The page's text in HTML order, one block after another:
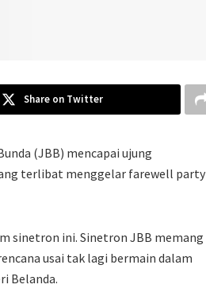
Share on Twitter
(JBB) mencapai ujung
terlibat menggelar farewell party
sinetron ini. Sinetron JBB memang
usai tak lagi bermain dalam
Belanda.